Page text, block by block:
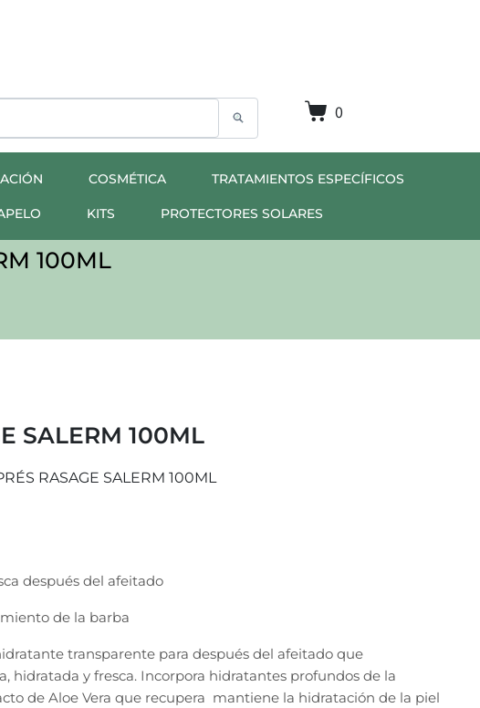
0
COSMÉTICA TRATAMIENTOS ESPECÍFICOS
KITS PROTECTORES SOLARES
100ML
SALERM 100ML
RASAGE SALERM 100ML
después del afeitado
de la barba
transparente para después del afeitado que
hidratada y fresca. Incorpora hidratantes profundos de la
de Aloe Vera que recupera mantiene la hidratación de la piel